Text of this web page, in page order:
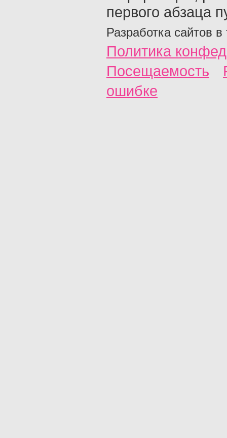
первого абзаца
Разработка сайтов в
Политика
Посещаемость
ошибке